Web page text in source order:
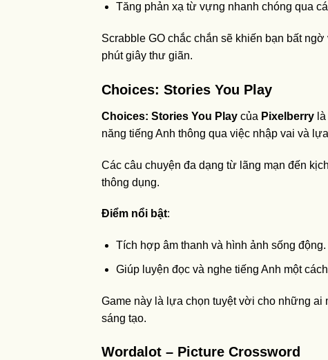
Tăng phản xạ từ vựng nhanh chóng qua
Scrabble GO chắc chắn sẽ khiến bạn bất
phút giây thư giãn.
Choices: Stories You Play
Choices: Stories You Play của Pixelberry
năng tiếng Anh thông qua việc nhập vai và
Các câu chuyện đa dạng từ lãng mạn đến
thông dụng.
Điểm nổi bật:
Tích hợp âm thanh và hình ảnh sống động.
Giúp luyện đọc và nghe tiếng Anh một
Game này là lựa chọn tuyệt vời cho những ai
sáng tạo.
Wordalot – Picture Crossword